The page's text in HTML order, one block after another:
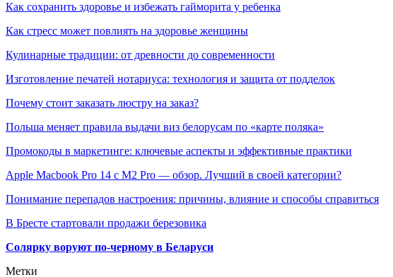
Как сохранить здоровье и избежать гайморита у ребенка
Как стресс может повлиять на здоровье женщины
Кулинарные традиции: от древности до современности
Изготовление печатей нотариуса: технология и защита от подделок
Почему стоит заказать люстру на заказ?
Польша меняет правила выдачи виз белорусам по «карте поляка»
Промокоды в маркетинге: ключевые аспекты и эффективные практики
Apple Macbook Pro 14 с M2 Pro — обзор. Лучший в своей категории?
Понимание перепадов настроения: причины, влияние и способы справиться
В Бресте стартовали продажи березовика
Солярку воруют по-черному в Беларуси
Метки